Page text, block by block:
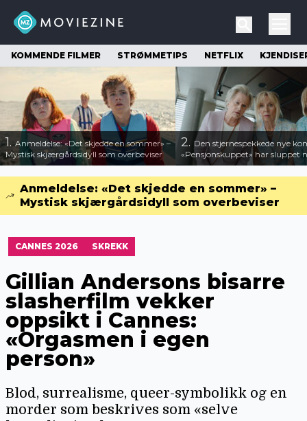
KOMMENDE FILMER STRØMMETIPS NETFLIX
1.Anmeldelse: «Det skjedde en sommer» –
Mystisk skjærgårdsidyll som overbeviser
2. Den stjernespekkede nye
«Pensjonskuppet» har sluppet
Anmeldelse: «Det skjedde en sommer» –
Mystisk skjærgårdsidyll som overbeviser
CANNES 2026 SKREKK
Gillian Andersons bisarre
slasherfilm vekker
oppsikt i Cannes:
«Orgasmen i egen
person»
Blod, surrealisme, queer-symbolikk og en
morder som beskrives som «selve